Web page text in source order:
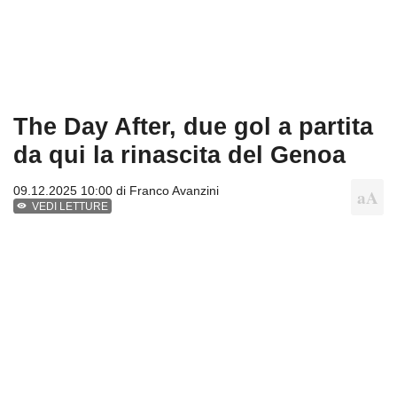
The Day After, due gol a partita
da qui la rinascita del Genoa
09.12.2025 10:00 di Franco Avanzini
VEDI LETTURE